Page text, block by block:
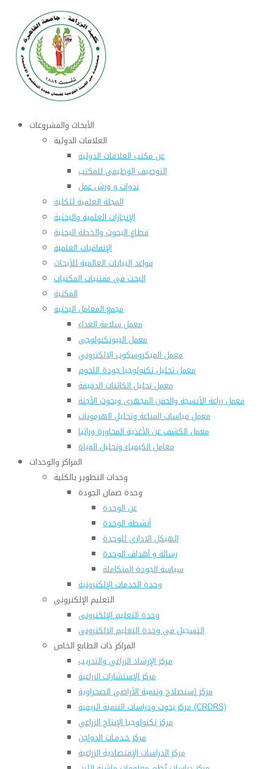
الأبحاث والمشروعات
العلاقات الدولية
عن مكتب العلاقات الدولية
التوصيف الوظيفى للمكتب
ندوات و ورش عمل
المجلة العلمية للكلية
الإنجازات العلمية والبحثية
قطاع البحوث والخطة البحثية
الإتفاقيات العلمية
قواعد البيانات العالمية للأبحاث
البحث فى مقتنيات المكتبات
المكتبة
مجمع المعامل البحثية
معمل سلامة الغذاء
معمل البيوتكنولوجى
معمل الميكروسكوب الالكتروني
معمل تحليل تكنولوجيا جودة اللحوم
معمل تحليل الكائنات الدقيقة
معمل زراعة الأنسجة والحقن المجهرى وبحوث الأجنة
معمل قياسات المناعة وتحليل الهرمونات
معمل الكشف عن الأغذية المحاورة وراثيا
معامل الكيمياء وتحليل المياة
المراكز والوحدات
وحدات التطوير بالكلية
وحدة ضمان الجودة
عن الوحدة
أنشطة الوحدة
الهيكل الادارى للوحدة
رسالة و أهداف الوحدة
سياسة الجودة المتكاملة
وحدة الخدمات الإلكترونية
التعليم الإلكترونى
وحدة التعليم الإلكترونى
التسجيل فى وحدة التعليم الالكترونى
المراكز ذات الطابع الخاص
مركز الإرشاد الزراعي والتدريب
مركز الإستشارات الزراعية
مركز إستصلاح وتنمية الأراضى الصحراوية
مركز بحوث ودراسات التنمية الريفية (CRDRS)
مركز تكنولوجيا الإنتاج الزراعي
مركز خـدمـات الدواجن
مركز الدراسات الإقتصادية الزراعية